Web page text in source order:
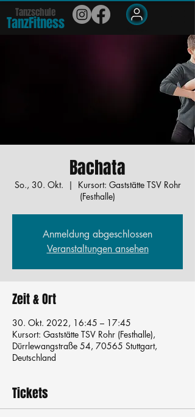
Tanzschule
TanzFitness
Bachata
So., 30. Okt.
  |
Kursort: Gaststätte TSV Rohr
(Festhalle)
Anmeldung abgeschlossen
Veranstaltungen ansehen
Zeit & Ort
30. Okt. 2022, 16:45 – 17:45
Kursort: Gaststätte TSV Rohr (Festhalle),
Dürrlewangstraße 54, 70565 Stuttgart,
Deutschland
Tickets